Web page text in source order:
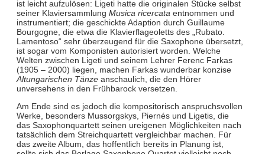
ist leicht aufzulösen: Ligeti hatte die originalen Stücke selbst
seiner Klaviersammlung Musica ricercata entnommen und
instrumentiert; die geschickte Adaption durch Guillaume
Bourgogne, die etwa die Klavierflageoletts des „Rubato.
Lamentoso“ sehr überzeugend für die Saxophone übersetzt,
ist sogar vom Komponisten autorisiert worden. Welche
Welten zwischen Ligeti und seinem Lehrer Ferenc Farkas
(1905 – 2000) liegen, machen Farkas wunderbar konzise
Altungarischen Tänzeanschaulich, die den Hörer
unversehens in den Frühbarock versetzen.
Am Ende sind es jedoch die kompositorisch anspruchsvollen
Werke, besonders Mussorgskys, Piernés und Ligetis, die
das Saxophonquartett seinen ureigenen Möglichkeiten nach
tatsächlich dem Streichquartett vergleichbar machen. Für
das zweite Album, das hoffentlich bereits in Planung ist,